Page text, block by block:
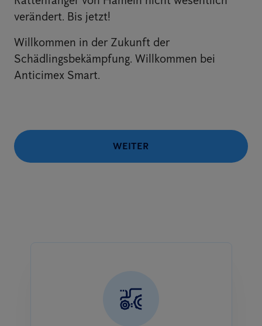
verändert. Bis jetzt!
Willkommen in der Zukunft der
Schädlingsbekämpfung. Willkommen bei
Anticimex Smart.
WEITER